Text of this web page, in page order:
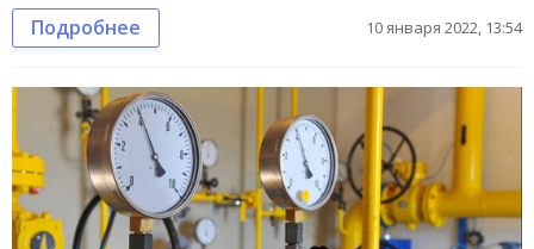
Подробнее 10 января 2022, 13:54